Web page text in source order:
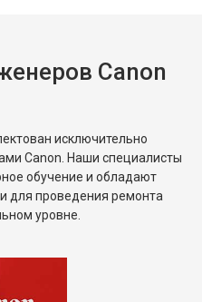
Canon
исключительно
Canon. Наши специалисты
обучение и обладают
для проведения ремонта
уровне.